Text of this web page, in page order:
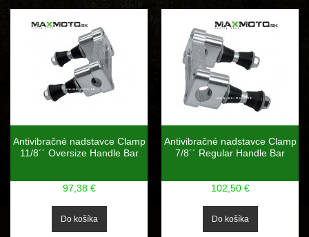
Antivibračné nadstavce Clamp
11/8´´ Oversize Handle Bar
97,38 €
Antivibračné nadstavce Clamp
7/8´´ Regular Handle Bar
102,50 €